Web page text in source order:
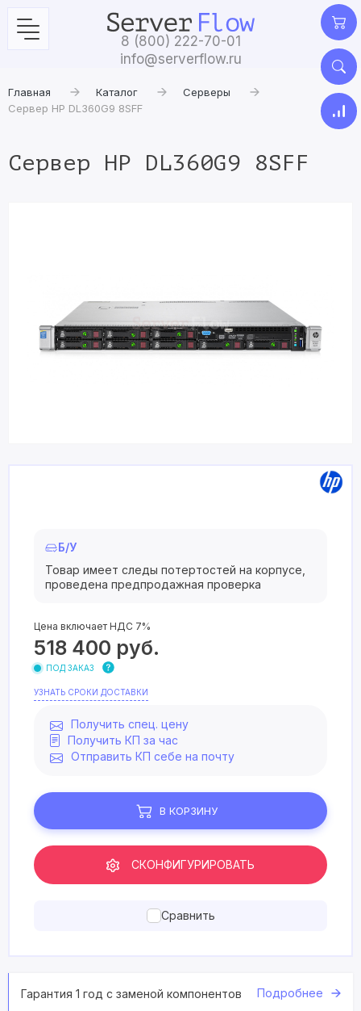
8 (800) 222-70-01
info@serverflow.ru
Главная Каталог
Серверы
Сервер HP DL360G9 8SFF
Сервер HP DL360G9 8SFF
Б/У
Товар имеет следы потертостей на корпусе,
проведена предпродажная проверка
Цена включает НДС 7%
518 400 руб.
ПОД ЗАКАЗ
УЗНАТЬ СРОКИ ДОСТАВКИ
Получить спец. цену
Получить КП за час
Отправить КП себе на почту
В КОРЗИНУ
СКОНФИГУРИРОВАТЬ
Сравнить
Гарантия 1 год с заменой компонентов Подробнее